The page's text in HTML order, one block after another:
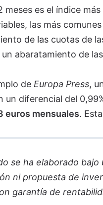
meses es el índice
las más
de las cuotas de
abaratamiento de
de Europa Press,
un diferencial del
euros mensuales.
se ha elaborado
ni propuesta de
garantía de